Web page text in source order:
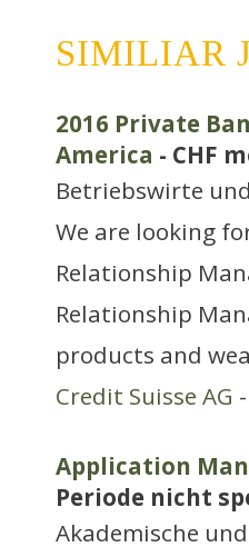
SIMILIAR
2016 Private
America - CHF
Betriebswirte
We are looking
Relationship
Relationship
products and
Credit Suisse AG
Application
Periode nicht
Akademische